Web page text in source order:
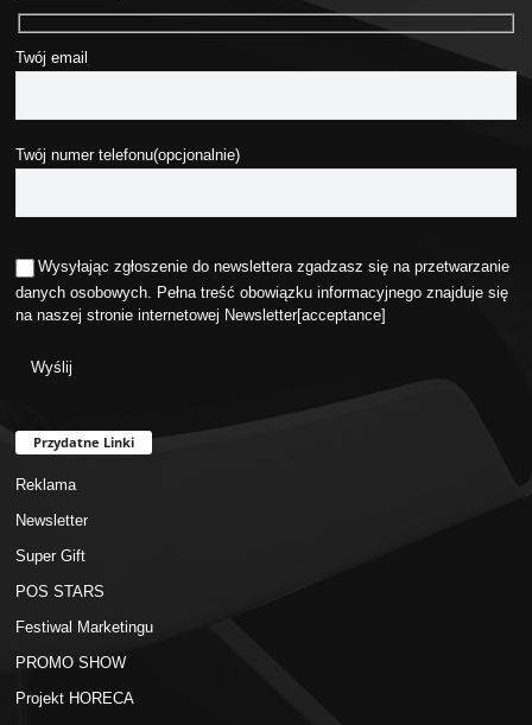
Twój email
Twój numer telefonu(opcjonalnie)
Wysyłając zgłoszenie do newslettera zgadzasz się na przetwarzanie
danych osobowych. Pełna treść obowiązku informacyjnego znajduje się
na naszej stronie internetowej Newsletter[acceptance]
Przydatne Linki
Reklama
Newsletter
Super Gift
POS STARS
Festiwal Marketingu
PROMO SHOW
Projekt HORECA